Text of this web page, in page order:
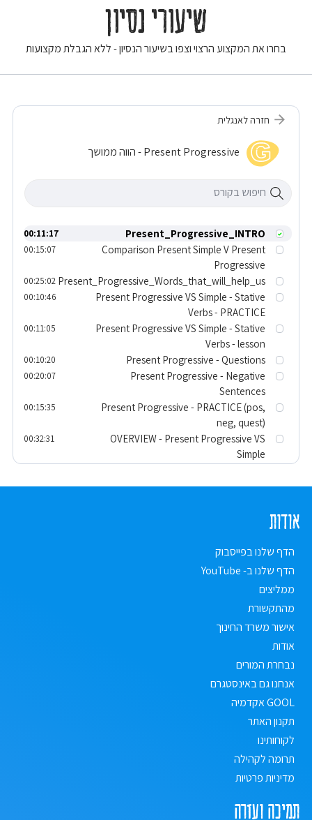
שיעורי נסיון
בחרו את המקצוע הרצוי וצפו בשיעור הנסיון - ללא הגבלת מקצועות
חזרה לאנגלית
Present Progressive - הווה ממושך
Present_Progressive_INTRO
00:11:17
Comparison Present Simple V Present
Progressive
00:15:07
Present_Progressive_Words_that_will_help_us
00:25:02
Present Progressive VS Simple - Stative
Verbs - PRACTICE
00:10:46
Present Progressive VS Simple - Stative
Verbs - lesson
00:11:05
Present Progressive - Questions
00:10:20
Present Progressive - Negative
Sentences
00:20:07
Present Progressive - PRACTICE (pos,
neg, quest)
00:15:35
OVERVIEW - Present Progressive VS
Simple
00:32:31
שם פועל , דיבור על פעולות 00:27:49
TEST - 3 tenses (PS, PP, F) - EX 4
TEST - 3 tenses (PS, PP, F) - EX 5
אודות
הדף שלנו בפייסבוק
הדף שלנו ב- YouTube
ממליצים
מהתקשורת
אישור משרד החינוך
אודות
נבחרת המורים
אנחנו גם באינסטגרם
GOOL אקדמיה
תקנון האתר
לקוחותינו
תרומה לקהילה
מדיניות פרטיות
תמיכה ועזרה